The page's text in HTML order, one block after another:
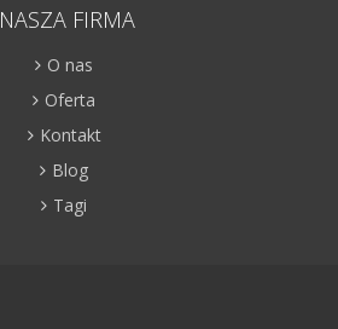
NASZA FIRMA
O nas
Oferta
Kontakt
Blog
Tagi